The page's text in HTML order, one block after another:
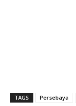
TAGS Persebaya